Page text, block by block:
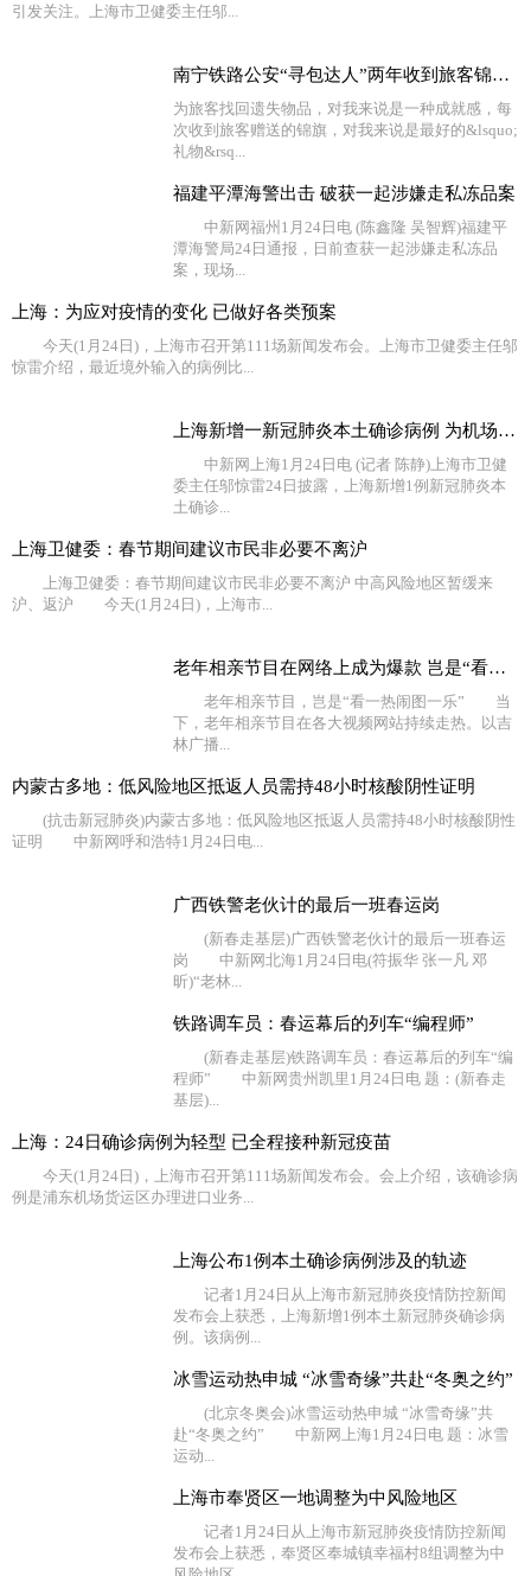
引发关注。上海市卫健委主任邬...
南宁铁路公安“寻包达人”两年收到旅客锦旗116面
为旅客找回遗失物品，对我来说是一种成就感，每
次收到旅客赠送的锦旗，对我来说是最好的&lsquo;
礼物&rsq...
福建平潭海警出击 破获一起涉嫌走私冻品案
中新网福州1月24日电 (陈鑫隆 吴智辉)福建平
潭海警局24日通报，日前查获一起涉嫌走私冻品
案，现场...
上海：为应对疫情的变化 已做好各类预案
今天(1月24日)，上海市召开第111场新闻发布会。上海市卫健委主任邬
惊雷介绍，最近境外输入的病例比...
上海新增一新冠肺炎本土确诊病例 为机场工作人员
中新网上海1月24日电 (记者 陈静)上海市卫健
委主任邬惊雷24日披露，上海新增1例新冠肺炎本
土确诊...
上海卫健委：春节期间建议市民非必要不离沪
上海卫健委：春节期间建议市民非必要不离沪 中高风险地区暂缓来
沪、返沪 今天(1月24日)，上海市...
老年相亲节目在网络上成为爆款 岂是“看一热闹图一乐”
老年相亲节目，岂是“看一热闹图一乐” 当
下，老年相亲节目在各大视频网站持续走热。以吉
林广播...
内蒙古多地：低风险地区抵返人员需持48小时核酸阴性证明
(抗击新冠肺炎)内蒙古多地：低风险地区抵返人员需持48小时核酸阴性
证明 中新网呼和浩特1月24日电...
广西铁警老伙计的最后一班春运岗
(新春走基层)广西铁警老伙计的最后一班春运
岗 中新网北海1月24日电(符振华 张一凡 邓
昕)“老林...
铁路调车员：春运幕后的列车“编程师”
(新春走基层)铁路调车员：春运幕后的列车“编
程师” 中新网贵州凯里1月24日电 题：(新春走
基层)...
上海：24日确诊病例为轻型 已全程接种新冠疫苗
今天(1月24日)，上海市召开第111场新闻发布会。会上介绍，该确诊病
例是浦东机场货运区办理进口业务...
上海公布1例本土确诊病例涉及的轨迹
记者1月24日从上海市新冠肺炎疫情防控新闻
发布会上获悉，上海新增1例本土新冠肺炎确诊病
例。该病例...
冰雪运动热申城 “冰雪奇缘”共赴“冬奥之约”
(北京冬奥会)冰雪运动热申城 “冰雪奇缘”共
赴“冬奥之约” 中新网上海1月24日电 题：冰雪
运动...
上海市奉贤区一地调整为中风险地区
记者1月24日从上海市新冠肺炎疫情防控新闻
发布会上获悉，奉贤区奉城镇幸福村8组调整为中